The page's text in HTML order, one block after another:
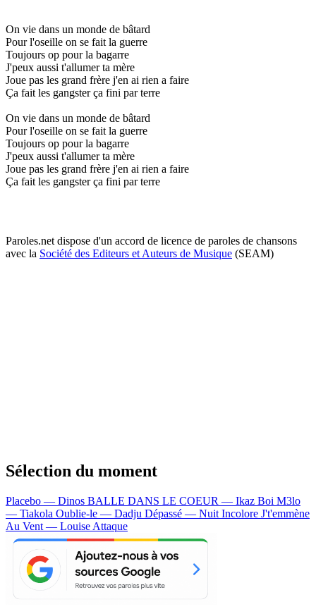
On vie dans un monde de bâtard
Pour l'oseille on se fait la guerre
Toujours op pour la bagarre
J'peux aussi t'allumer ta mère
Joue pas les grand frère j'en ai rien a faire
Ça fait les gangster ça fini par terre
On vie dans un monde de bâtard
Pour l'oseille on se fait la guerre
Toujours op pour la bagarre
J'peux aussi t'allumer ta mère
Joue pas les grand frère j'en ai rien a faire
Ça fait les gangster ça fini par terre
Paroles.net dispose d'un accord de licence de paroles de chansons
avec la Société des Editeurs et Auteurs de Musique (SEAM)
Sélection du moment
Placebo — Dinos BALLE DANS LE COEUR — Ikaz Boi M3lo
— Tiakola Oublie-le — Dadju Dépassé — Nuit Incolore J't'emmène
Au Vent — Louise Attaque